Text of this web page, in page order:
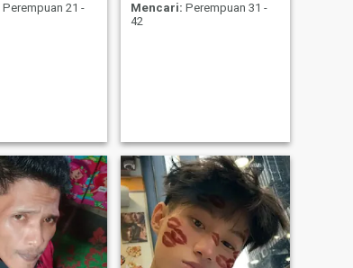
Perempuan 21 -
Mencari: Perempuan 31 -
42